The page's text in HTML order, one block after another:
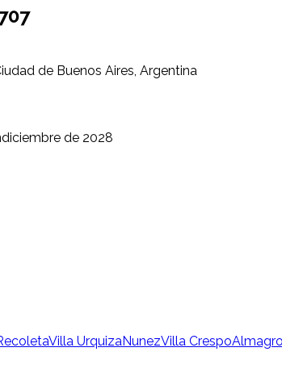
de Buenos Aires, Argentina
diciembre de 2028
Villa UrquizaNunezVilla CrespoAlmagro